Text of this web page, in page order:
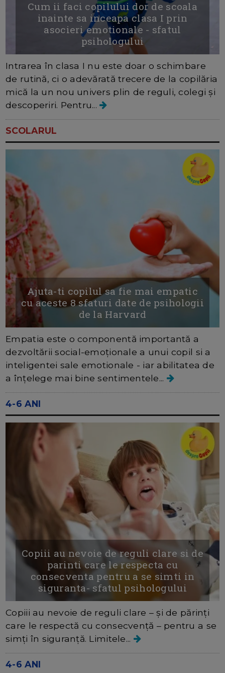
Cum ii faci copilului dor de scoala
inainte sa inceapa clasa I prin
asocieri emotionale - sfatul
psihologului
Intrarea în clasa I nu este doar o schimbare
de rutină, ci o adevărată trecere de la copilăria
mică la un nou univers plin de reguli, colegi și
descoperiri. Pentru...
SCOLARUL
Ajuta-ti copilul sa fie mai empatic
cu aceste 8 sfaturi date de psihologii
de la Harvard
Empatia este o componentă importantă a
dezvoltării social-emoționale a unui copil si a
inteligentei sale emotionale - iar abilitatea de
a înțelege mai bine sentimentele...
4-6 ANI
Copiii au nevoie de reguli clare si de
parinti care le respecta cu
consecventa pentru a se simti in
siguranta- sfatul psihologului
Copiii au nevoie de reguli clare – și de părinți
care le respectă cu consecvență – pentru a se
simți în siguranță. Limitele...
4-6 ANI